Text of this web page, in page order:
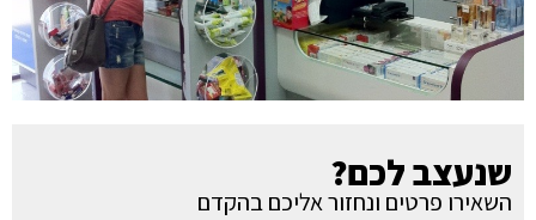
שנעצב לכם?
השאירו פרטים ונחזור אליכם בהקדם